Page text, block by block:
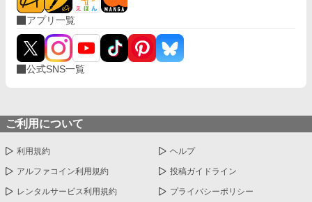
アプリ一覧
公式SNS一覧
ご利用について
利用規約 ヘルプ
アルファコイン利用規約 投稿ガイドライン
レンタルサービス利用規約 プライバシーポリシー